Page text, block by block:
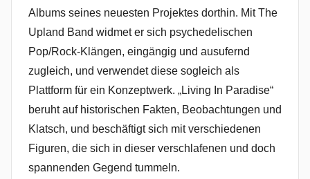
Albums seines neuesten Projektes dorthin. Mit The
Upland Band widmet er sich psychedelischen
Pop/Rock-Klängen, eingängig und ausufernd
zugleich, und verwendet diese sogleich als
Plattform für ein Konzeptwerk. „Living In Paradise“
beruht auf historischen Fakten, Beobachtungen und
Klatsch, und beschäftigt sich mit verschiedenen
Figuren, die sich in dieser verschlafenen und doch
spannenden Gegend tummeln.